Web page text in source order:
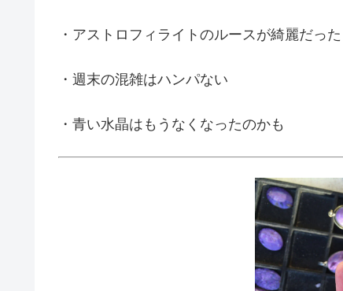
・アストロフィライトのルースが綺麗だった
・週末の混雑はハンパない
・青い水晶はもうなくなったのかも